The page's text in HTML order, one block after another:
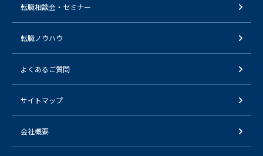
転職相談会・セミナー
転職ノウハウ
よくあるご質問
サイトマップ
会社概要